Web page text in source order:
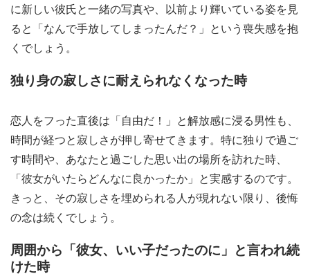
に新しい彼氏と一緒の写真や、以前より輝いている姿を見
ると「なんで手放してしまったんだ？」という喪失感を抱
くでしょう。
独り身の寂しさに耐えられなくなった時
恋人をフった直後は「自由だ！」と解放感に浸る男性も、
時間が経つと寂しさが押し寄せてきます。特に独りで過ご
す時間や、あなたと過ごした思い出の場所を訪れた時、
「彼女がいたらどんなに良かったか」と実感するのです。
きっと、その寂しさを埋められる人が現れない限り、後悔
の念は続くでしょう。
周囲から「彼女、いい子だったのに」と言われ続
けた時